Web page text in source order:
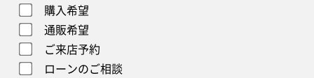
購入希望
通販希望
ご来店予約
ローンのご相談